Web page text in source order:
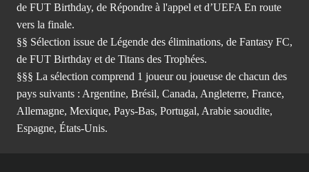
de FUT Birthday, de Répondre à l'appel et d’UEFA En route
vers la finale.
§§ Sélection issue de Légende des éliminations, de Fantasy FC,
de FUT Birthday et de Titans des Trophées.
§§§ La sélection comprend 1 joueur ou joueuse de chacun des
pays suivants : Argentine, Brésil, Canada, Angleterre, France,
Allemagne, Mexique, Pays-Bas, Portugal, Arabie saoudite,
Espagne, États-Unis.